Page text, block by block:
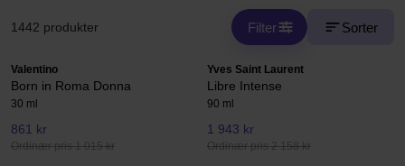
1442 produkter Filter Sorter
Valentino
Born in Roma Donna
30 ml
861 kr
Ordinær pris 1 015 kr
Yves Saint Laurent
Libre Intense
90 ml
1 943 kr
Ordinær pris 2 158 kr